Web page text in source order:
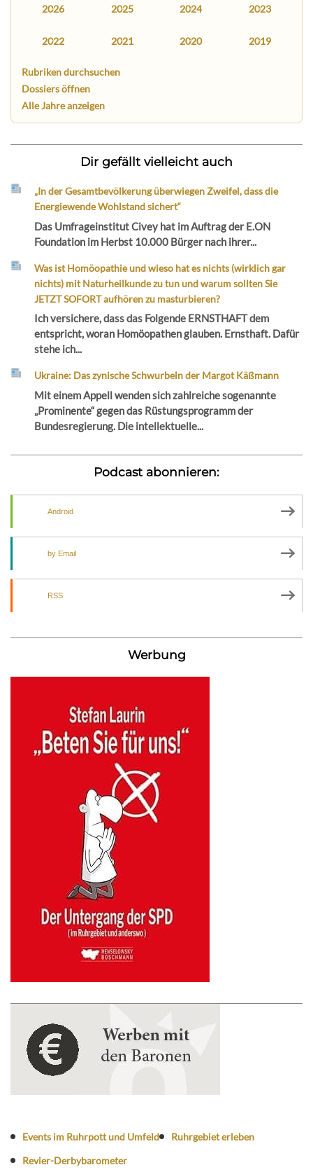
2026 2025 2024 2023
2022 2021 2020 2019
Rubriken durchsuchen
Dossiers öffnen
Alle Jahre anzeigen
Dir gefällt vielleicht auch
„In der Gesamtbevölkerung überwiegen Zweifel, dass die
Energiewende Wohlstand sichert“
Das Umfrageinstitut Civey hat im Auftrag der E.ON
Foundation im Herbst 10.000 Bürger nach ihrer...
Was ist Homöopathie und wieso hat es nichts (wirklich gar
nichts) mit Naturheilkunde zu tun und warum sollten Sie
JETZT SOFORT aufhören zu masturbieren?
Ich versichere, dass das Folgende ERNSTHAFT dem
entspricht, woran Homöopathen glauben. Ernsthaft. Dafür
stehe ich...
Ukraine: Das zynische Schwurbeln der Margot Käßmann
Mit einem Appell wenden sich zahlreiche sogenannte
„Prominente“ gegen das Rüstungsprogramm der
Bundesregierung. Die intellektuelle...
Podcast abonnieren:
Android
by Email
RSS
Werbung
Events im Ruhrpott und Umfeld
Ruhrgebiet erleben
Revier-Derbybarometer